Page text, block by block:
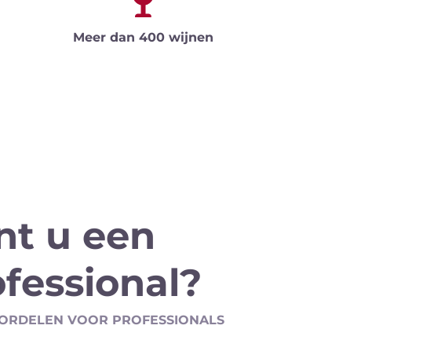
Meer dan 400 wijnen
u een
VOOR PROFESSIONALS